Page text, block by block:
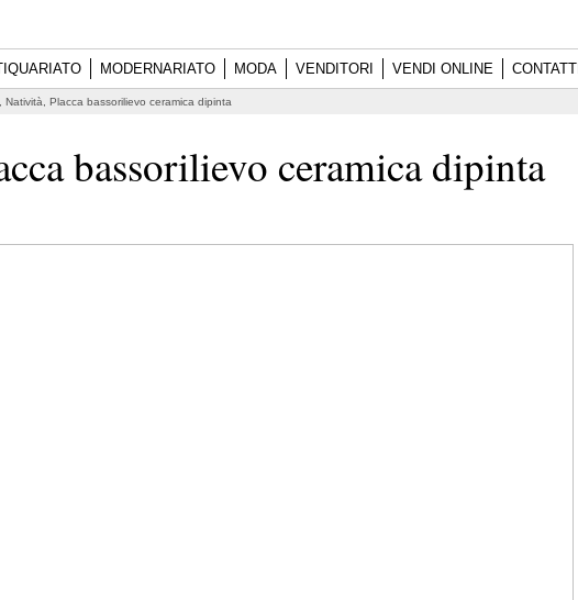
MODERNARIATO MODA VENDITORI VENDI ONLINE CONTATTI
Natività, Placca bassorilievo ceramica dipinta
bassorilievo ceramica dipinta